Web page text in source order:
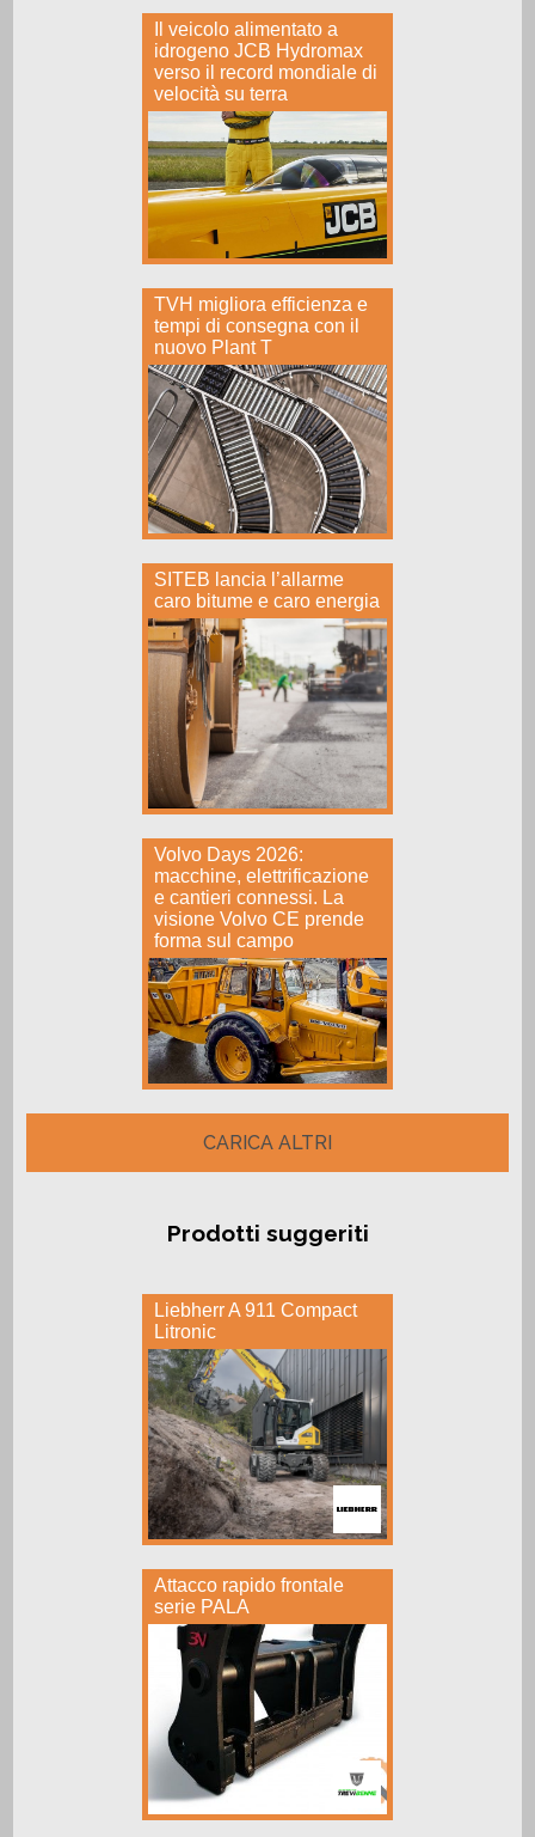
Il veicolo alimentato a
idrogeno JCB Hydromax
verso il record mondiale di
velocità su terra
TVH migliora efficienza e
tempi di consegna con il
nuovo Plant T
SITEB lancia l’allarme
caro bitume e caro energia
Volvo Days 2026:
macchine, elettrificazione
e cantieri connessi. La
visione Volvo CE prende
forma sul campo
CARICA ALTRI
Prodotti suggeriti
Liebherr A 911 Compact
Litronic
Attacco rapido frontale
serie PALA